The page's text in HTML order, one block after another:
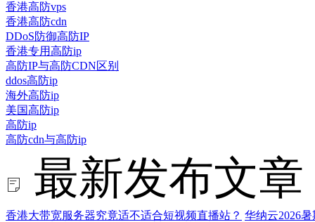
香港高防vps
香港高防cdn
DDoS防御高防IP
香港专用高防ip
高防IP与高防CDN区别
ddos高防ip
海外高防ip
美国高防ip
高防ip
高防cdn与高防ip
最新发布文章
香港大带宽服务器究竟适不适合短视频直播站？ 华纳云2026